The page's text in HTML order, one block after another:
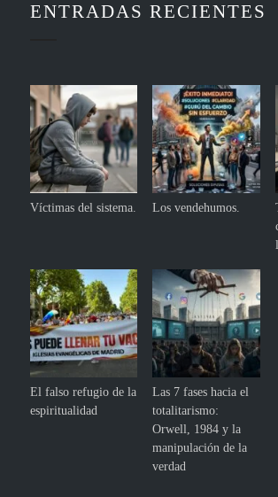
ENTRADAS RECIENTES
Víctimas del sistema. Los vendehumos.
El falso refugio de la
espiritualidad
Las 7 fases hacia el
totalitarismo:
Orwell, 1984 y la
manipulación de la
verdad